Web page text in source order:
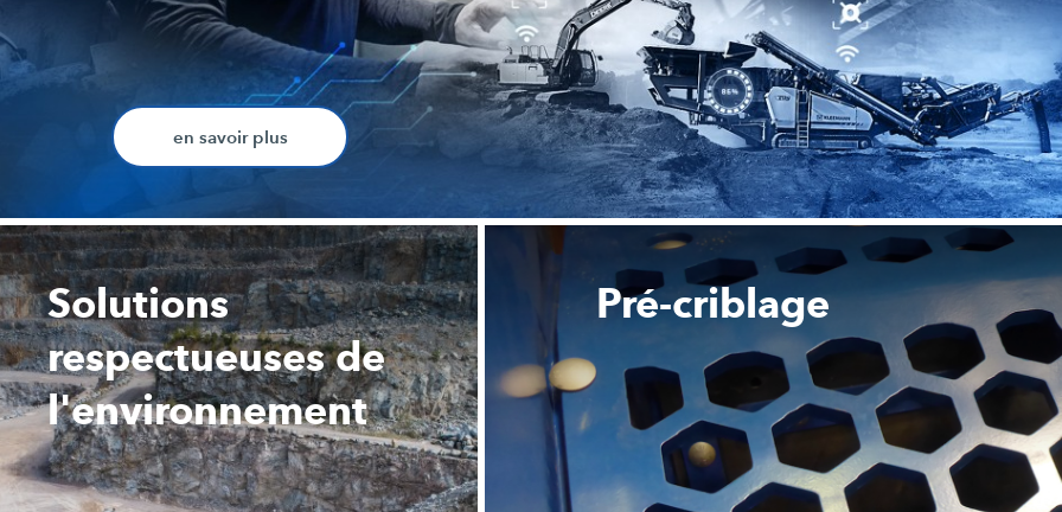
en savoir plus
Solutions
respectueuses de
l'environnement
Pré-criblage